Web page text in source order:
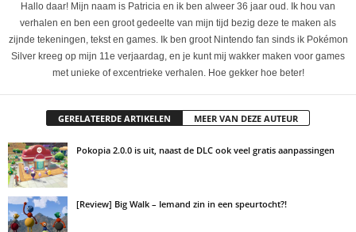
Hallo daar! Mijn naam is Patricia en ik ben alweer 36 jaar oud. Ik hou van
verhalen en ben een groot gedeelte van mijn tijd bezig deze te maken als
zijnde tekeningen, tekst en games. Ik ben groot Nintendo fan sinds ik Pokémon
Silver kreeg op mijn 11e verjaardag, en je kunt mij wakker maken voor games
met unieke of excentrieke verhalen. Hoe gekker hoe beter!
GERELATEERDE ARTIKELEN MEER VAN DEZE AUTEUR
Pokopia 2.0.0 is uit, naast de DLC ook veel gratis aanpassingen
[Review] Big Walk – Iemand zin in een speurtocht?!